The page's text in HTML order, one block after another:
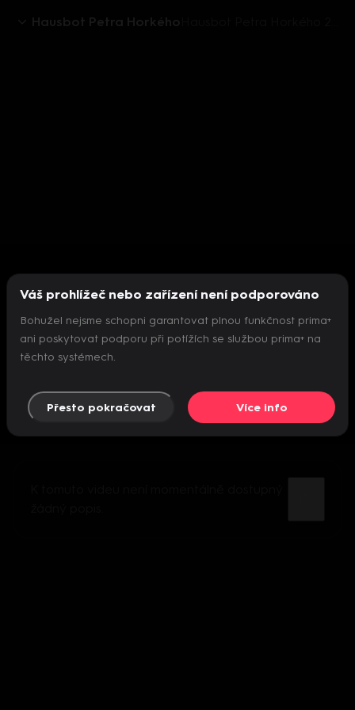
Hausbot Petra Horkého
Nepodařilo se inicializovat přehrávač
Váš prohlížeč nebo zařízení není podporováno
Bohužel nejsme schopni garantovat plnou funkčnost prima+
ani poskytovat podporu při potížích se službou prima+ na
těchto systémech.
Přesto pokračovat Více info